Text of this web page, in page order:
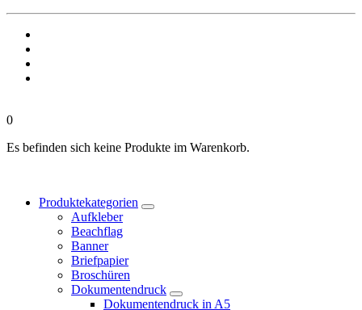
0
Es befinden sich keine Produkte im Warenkorb.
Produktekategorien
Aufkleber
Beachflag
Banner
Briefpapier
Broschüren
Dokumentendruck
Dokumentendruck in A5